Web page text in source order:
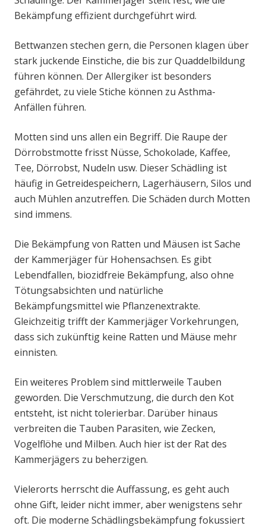
Bekämpfung effizient durchgeführt wird.
Bettwanzen stechen gern, die Personen klagen über
stark juckende Einstiche, die bis zur Quaddelbildung
führen können. Der Allergiker ist besonders
gefährdet, zu viele Stiche können zu Asthma-
Anfällen führen.
Motten sind uns allen ein Begriff. Die Raupe der
Dörrobstmotte frisst Nüsse, Schokolade, Kaffee,
Tee, Dörrobst, Nudeln usw. Dieser Schädling ist
häufig in Getreidespeichern, Lagerhäusern, Silos und
auch Mühlen anzutreffen. Die Schäden durch Motten
sind immens.
Die Bekämpfung von Ratten und Mäusen ist Sache
der Kammerjäger für Hohensachsen. Es gibt
Lebendfallen, biozidfreie Bekämpfung, also ohne
Tötungsabsichten und natürliche
Bekämpfungsmittel wie Pflanzenextrakte.
Gleichzeitig trifft der Kammerjäger Vorkehrungen,
dass sich zukünftig keine Ratten und Mäuse mehr
einnisten.
Ein weiteres Problem sind mittlerweile Tauben
geworden. Die Verschmutzung, die durch den Kot
entsteht, ist nicht tolerierbar. Darüber hinaus
verbreiten die Tauben Parasiten, wie Zecken,
Vogelflöhe und Milben. Auch hier ist der Rat des
Kammerjägers zu beherzigen.
Vielerorts herrscht die Auffassung, es geht auch
ohne Gift, leider nicht immer, aber wenigstens sehr
oft. Die moderne Schädlingsbekämpfung fokussiert